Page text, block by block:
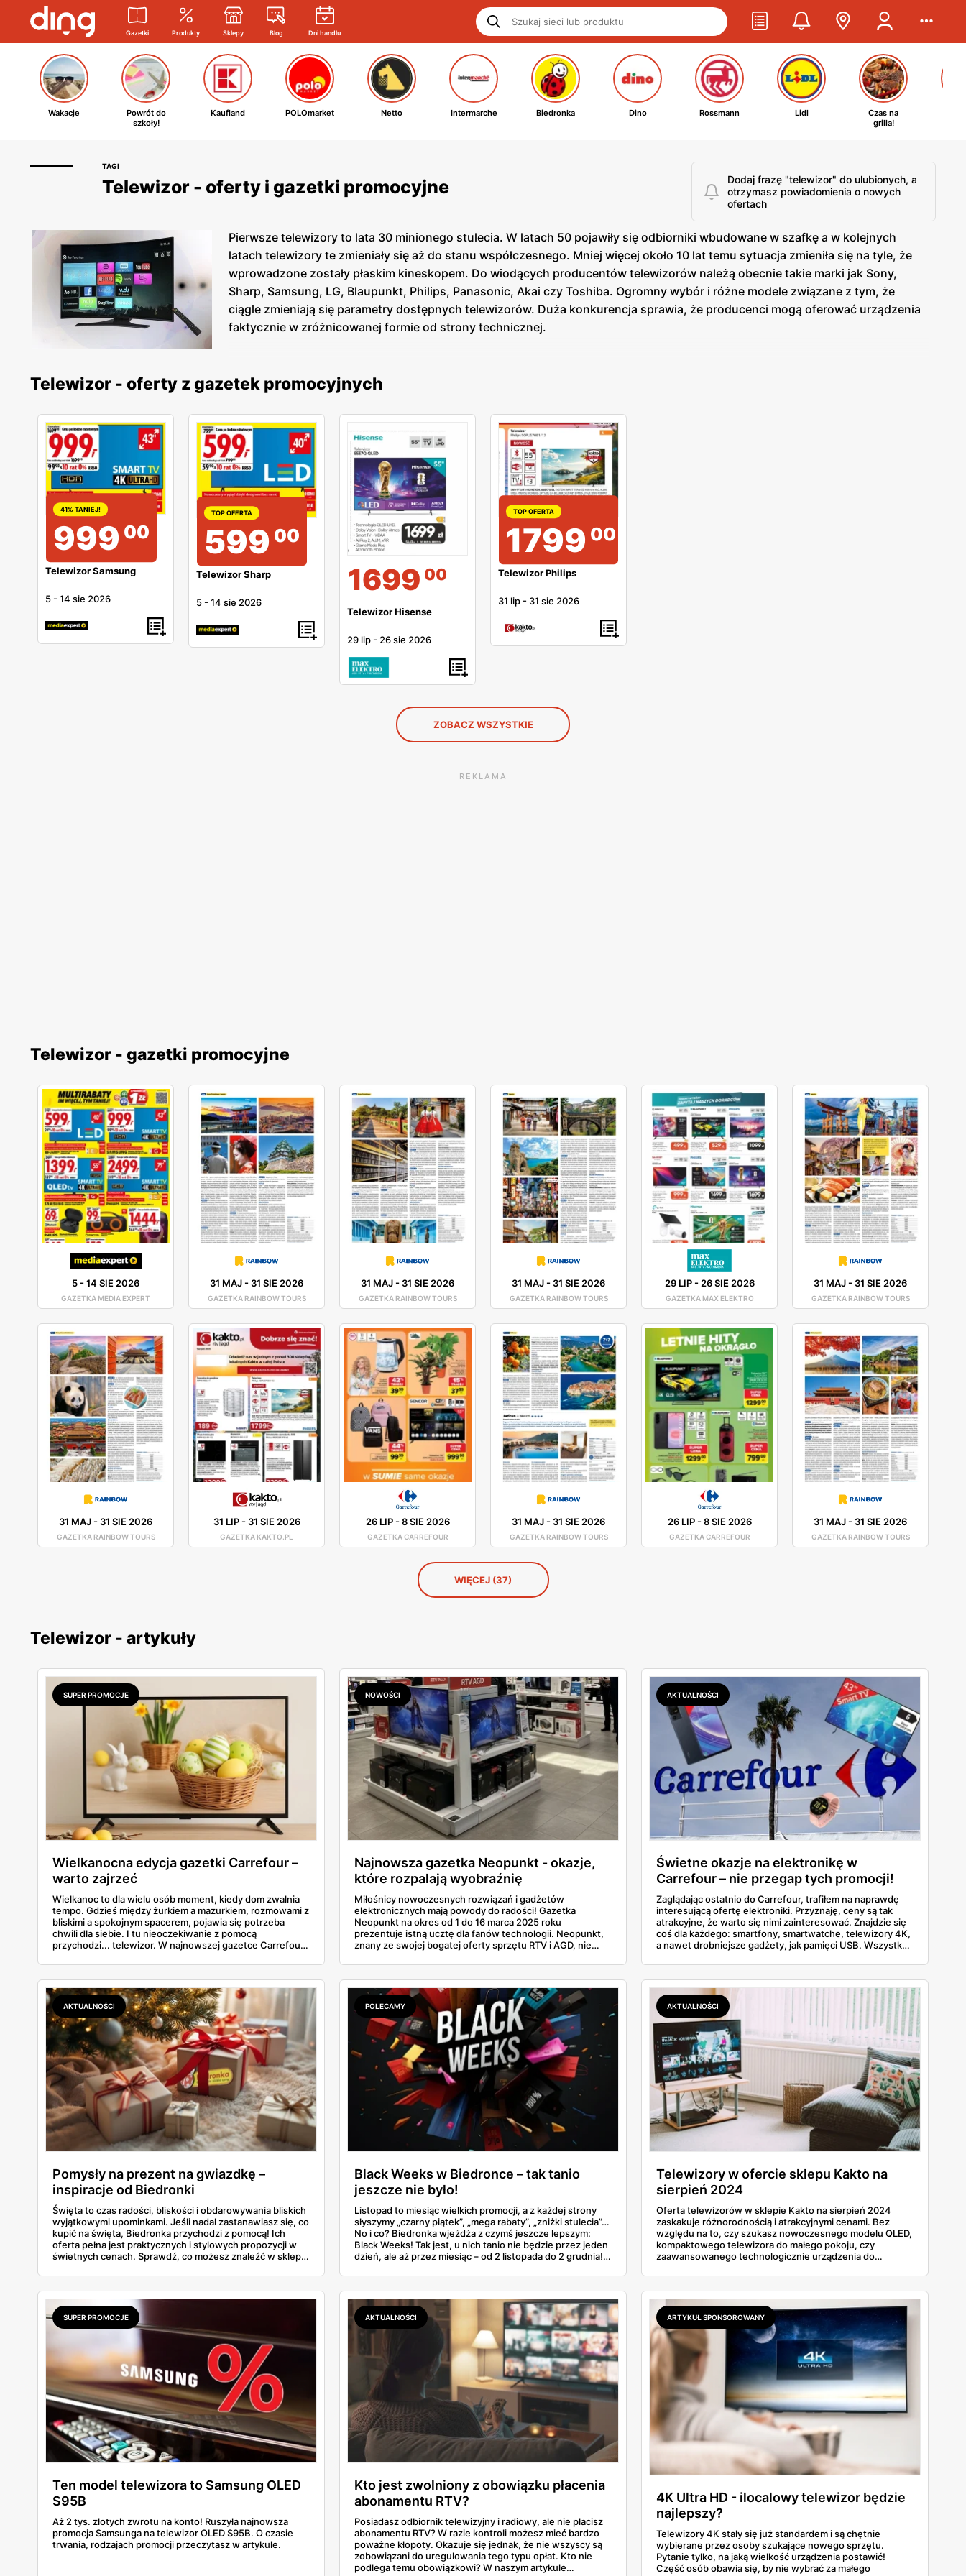
Gazetki Produkty Sklepy Blog Dni handlu
Wakacje
Powrót do
szkoły!
Kaufland POLOmarket Netto Intermarche Biedronka Dino Rossmann Lidl
Czas na
grilla!
TAGI
Telewizor - oferty i gazetki promocyjne
Dodaj frazę "telewizor" do ulubionych, a
otrzymasz powiadomienia o nowych
ofertach
Pierwsze telewizory to lata 30 minionego stulecia. W latach 50 pojawiły się odbiorniki wbudowane w szafkę a w kolejnych
latach telewizory te zmieniały się aż do stanu współczesnego. Mniej więcej około 10 lat temu sytuacja zmieniła się na tyle, że
wprowadzone zostały płaskim kineskopem. Do wiodących producentów telewizorów należą obecnie takie marki jak Sony,
Sharp, Samsung, LG, Blaupunkt, Philips, Panasonic, Akai czy Toshiba. Ogromny wybór i różne modele związane z tym, że
ciągle zmieniają się parametry dostępnych telewizorów. Duża konkurencja sprawia, że producenci mogą oferować urządzenia
faktycznie w zróżnicowanej formie od strony technicznej.
Telewizor - oferty z gazetek promocyjnych
41% TANIEJ!
999 00
Telewizor Samsung
5 -14 sie 2026
TOP OFERTA
599 00
Telewizor Sharp
5 -14 sie 2026
1699 00
Telewizor Hisense
29 lip - 26 sie 2026
TOP OFERTA
1799 00
Telewizor Philips
31 lip - 31 sie 2026
ZOBACZ WSZYSTKIE
REKLAMA
Telewizor - gazetki promocyjne
5-14 SIE 2026
GAZETKA MEDIA EXPERT
31 MAJ- 31 SIE 2026
GAZETKA RAINBOW TOURS
31 MAJ- 31 SIE 2026
GAZETKA RAINBOW TOURS
31 MAJ- 31 SIE 2026
GAZETKA RAINBOW TOURS
29 LIP-26 SIE 2026
GAZETKA MAX ELEKTRO
31 MAJ- 31 SIE 2026
GAZETKA RAINBOW TOURS
31 MAJ- 31 SIE 2026
GAZETKA RAINBOW TOURS
31 LIP- 31 SIE 2026
GAZETKA KAKTO.PL
26 LIP-8 SIE 2026
GAZETKA CARREFOUR
31 MAJ- 31 SIE 2026
GAZETKA RAINBOW TOURS
26 LIP-8 SIE 2026
GAZETKA CARREFOUR
31 MAJ- 31 SIE 2026
GAZETKA RAINBOW TOURS
WIĘCEJ (37)
Telewizor - artykuły
SUPER PROMOCJE
Wielkanocna edycja gazetki Carrefour –
warto zajrzeć
Wielkanoc to dla wielu osób moment, kiedy dom zwalnia
tempo. Gdzieś między żurkiem a mazurkiem, rozmowami z
bliskimi a spokojnym spacerem, pojawia się potrzeba
chwili dla siebie. I tu nieoczekiwanie z pomocą
przychodzi... telewizor. W najnowszej gazetce Carrefour
telewizorów mogą odmienić sposób spędzania świąt – i
nie tylko.
NOWOŚCI
Najnowsza gazetka Neopunkt - okazje,
które rozpalają wyobraźnię
Miłośnicy nowoczesnych rozwiązań i gadżetów
elektronicznych mają powody do radości! Gazetka
Neopunkt na okres od 1 do 16 marca 2025 roku
prezentuje istną ucztę dla fanów technologii. Neopunkt,
znany ze swojej bogatej oferty sprzętu RTV i AGD, nie
atrakcyjnych promocji na najnowsze urządzenia
wiodących marek. Warto zaznaczyć, że gazetka Neopunkt
to nie tylko katalog produktów, ale prawdziwe
kompendium wiedzy dla osób poszukujących najlepszych
rozwiązań technologicznych do swojego domu. Eksperci
z Neopunktu starannie wyselekcjonowali produkty, które
nie tylko spełniają najwyższe standardy jakości, ale
również odpowiadają na aktualne trendy i potrzeby
konsumentów.
AKTUALNOŚCI
Świetne okazje na elektronikę w
Carrefour – nie przegap tych promocji!
Zaglądając ostatnio do Carrefour, trafiłem na naprawdę
interesującą ofertę elektroniki. Przyznaję, ceny są tak
atrakcyjne, że warto się nimi zainteresować. Znajdzie się
coś dla każdego: smartfony, smartwatche, telewizory 4K,
a nawet drobniejsze gadżety, jak pamięci USB. Wszystko
AKTUALNOŚCI
Pomysły na prezent na gwiazdkę –
inspiracje od Biedronki
Święta to czas radości, bliskości i obdarowywania bliskich
wyjątkowymi upominkami. Jeśli nadal zastanawiasz się, co
kupić na święta, Biedronka przychodzi z pomocą! Ich
oferta pełna jest praktycznych i stylowych propozycji w
świetnych cenach. Sprawdź, co możesz znaleźć w sklepie
prezent na gwiazdkę.
POLECAMY
Black Weeks w Biedronce – tak tanio
jeszcze nie było!
Listopad to miesiąc wielkich promocji, a z każdej strony
słyszymy „czarny piątek”, „mega rabaty”, „zniżki stulecia”…
No i co? Biedronka wjeżdża z czymś jeszcze lepszym:
Black Weeks! Tak jest, u nich tanio nie będzie przez jeden
dzień, ale aż przez miesiąc – od 2 listopada do 2 grudnia!
maksymalne rabaty, ta gazetka to dla Was totalny must-
see. Ale ostrzegam – możecie przegapić coś naprawdę
ciekawego, bo wybór jest tak szeroki, że ciężko się
zdecydować. Lecimy!
AKTUALNOŚCI
Telewizory w ofercie sklepu Kakto na
sierpień 2024
Oferta telewizorów w sklepie Kakto na sierpień 2024
zaskakuje różnorodnością i atrakcyjnymi cenami. Bez
względu na to, czy szukasz nowoczesnego modelu QLED,
kompaktowego telewizora do małego pokoju, czy
zaawansowanego technologicznie urządzenia do
Przygotowaliśmy szczegółowy przegląd najciekawszych
modeli, które dostępne są w najnowszej ofercie sklepu,
wraz z ich specyfikacją techniczną oraz cenami.
SUPER PROMOCJE
Ten model telewizora to Samsung OLED
S95B
Aż 2 tys. złotych zwrotu na konto! Ruszyła najnowsza
promocja Samsunga na telewizor OLED S95B. O czasie
trwania, rodzajach promocji przeczytasz w artykule.
AKTUALNOŚCI
Kto jest zwolniony z obowiązku płacenia
abonamentu RTV?
Posiadasz odbiornik telewizyjny i radiowy, ale nie płacisz
abonamentu RTV? W razie kontroli możesz mieć bardzo
poważne kłopoty. Okazuje się jednak, że nie wszyscy są
zobowiązani do uregulowania tego typu opłat. Kto nie
podlega temu obowiązkowi? W naszym artykule
ARTYKUŁ SPONSOROWANY
4K Ultra HD - ilocalowy telewizor będzie
najlepszy?
Telewizory 4K stały się już standardem i są chętnie
wybierane przez osoby szukające nowego sprzętu.
Pytanie tylko, na jaką wielkość urządzenia postawić!
Część osób obawia się, by nie wybrać za małego